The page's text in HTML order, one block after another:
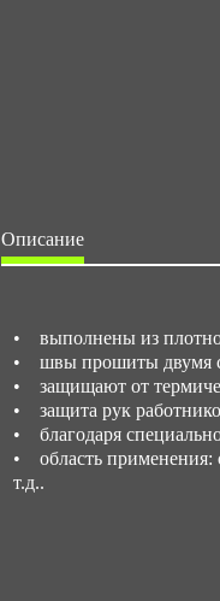
Описание
• выполнены из
• швы прошиты двумя
• защищают от
• защита рук
• благодаря
• область применения:
т.д..